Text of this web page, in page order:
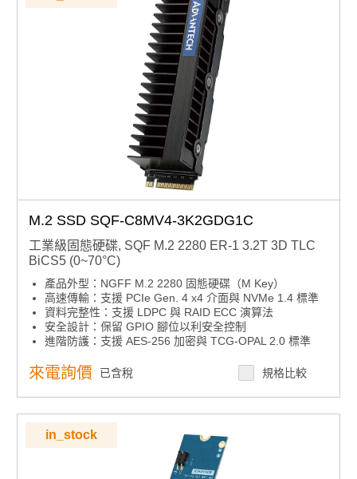
M.2 SSD SQF-C8MV4-3K2GDG1C
工業級固態硬碟, SQF M.2 2280 ER-1 3.2T 3D TLC
BiCS5 (0~70°C)
產品外型：NGFF M.2 2280 固態硬碟（M Key）
高速傳輸：支援 PCIe Gen. 4 x4 介面與 NVMe 1.4 標準
資料完整性：支援 LDPC 與 RAID ECC 演算法
安全設計：保留 GPIO 腳位以利安全控制
進階防護：支援 AES-256 加密與 TCG-OPAL 2.0 標準
來電詢價 已含稅 規格比較
in_stock